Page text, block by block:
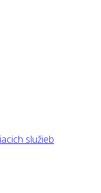
služieb